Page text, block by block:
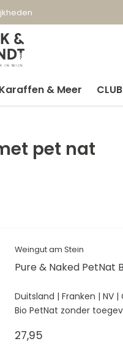
& Meer
pet nat
Weingut am Stein
Pure & Naked PetNat
Bio PetNat zonder
27,95